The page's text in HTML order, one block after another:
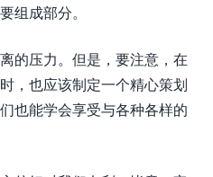
组成部分。
的压力。但是，要注意，在
，也应该制定一个精心策划
也能学会享受与各种各样的